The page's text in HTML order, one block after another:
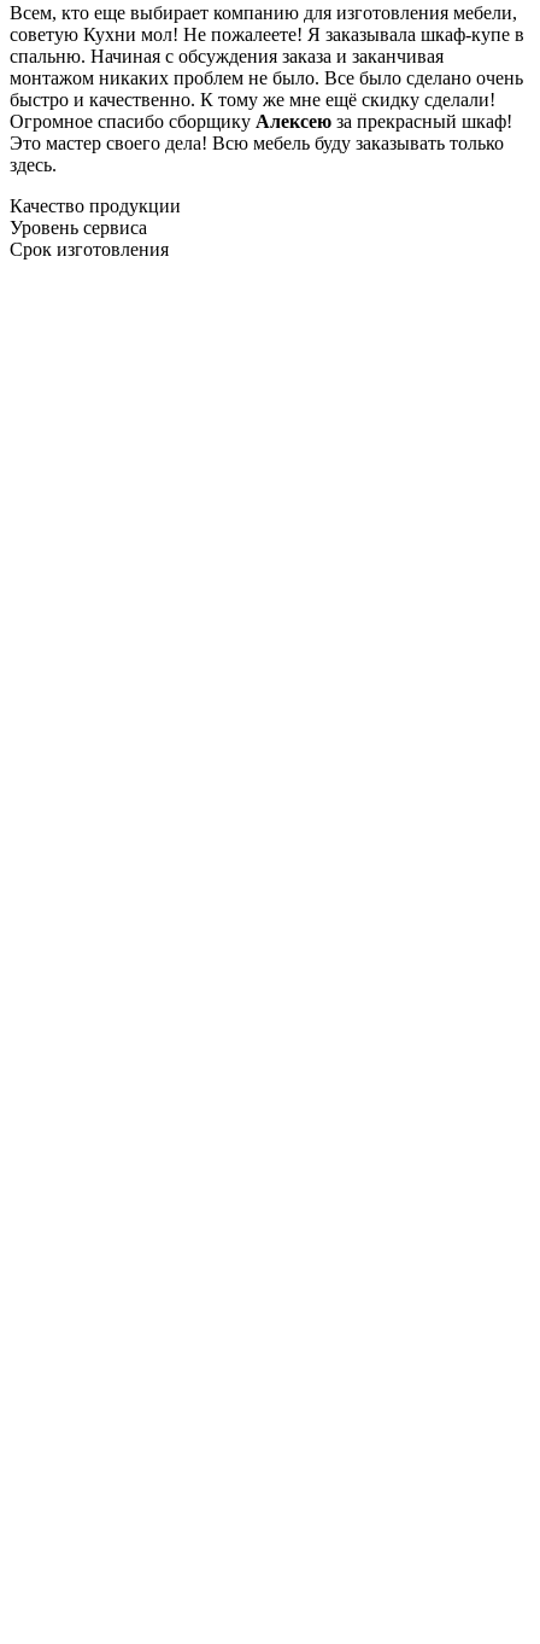
Всем, кто еще выбирает компанию для изготовления мебели,
советую Кухни мол! Не пожалеете! Я заказывала шкаф-купе в
спальню. Начиная с обсуждения заказа и заканчивая
монтажом никаких проблем не было. Все было сделано очень
быстро и качественно. К тому же мне ещё скидку сделали!
Огромное спасибо сборщику Алексею за прекрасный шкаф!
Это мастер своего дела! Всю мебель буду заказывать только
здесь.
Качество продукции
Уровень сервиса
Срок изготовления